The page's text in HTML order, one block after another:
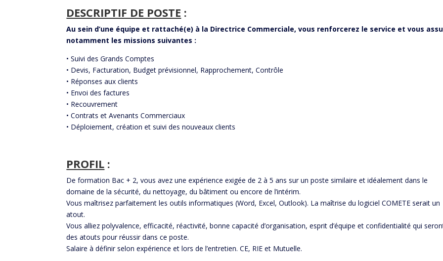
DESCRIPTIF DE POSTE :
Au sein d’une équipe et rattaché(e) à la Directrice Commerciale, vous renforcerez le service et vous
notamment les missions suivantes :
• Suivi des Grands Comptes
• Devis, Facturation, Budget prévisionnel, Rapprochement, Contrôle
• Réponses aux clients
• Envoi des factures
• Recouvrement
• Contrats et Avenants Commerciaux
• Déploiement, création et suivi des nouveaux clients
PROFIL :
De formation Bac + 2, vous avez une expérience exigée de 2 à 5 ans sur un poste similaire et idéalement dans le
domaine de la sécurité, du nettoyage, du bâtiment ou encore de l’intérim.
Vous maîtrisez parfaitement les outils informatiques (Word, Excel, Outlook). La maîtrise du logiciel COMETE serait un
atout.
Vous alliez polyvalence, efficacité, réactivité, bonne capacité d’organisation, esprit d’équipe et confidentialité qui
des atouts pour réussir dans ce poste. ​
Salaire à définir selon expérience et lors de l’entretien. CE, RIE et Mutuelle.